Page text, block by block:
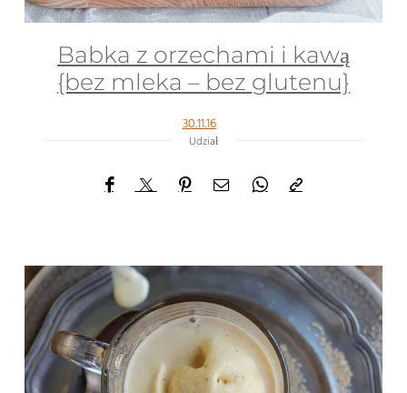
Babka z orzechami i kawą
{bez mleka – bez glutenu}
30.11.16
Udział